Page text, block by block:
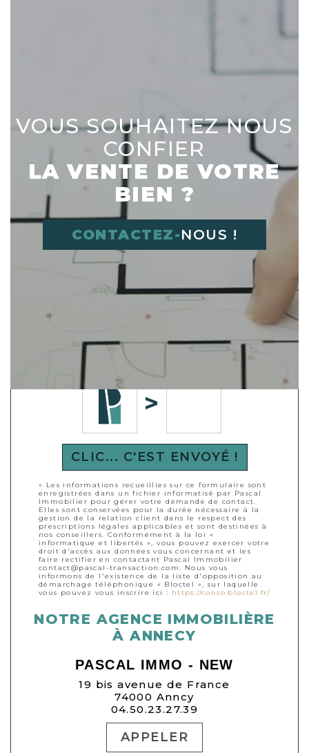
Déplacer l'image dans le cadre vide à
CLIC... C'EST ENVOYÉ !
« Les informations recueillies sur ce formulaire sont
enregistrées dans un fichier informatisé par Pascal
Immobilier pour gérer votre demande de contact.
Elles sont conservées pour la durée nécessaire à la
gestion de la relation client dans le respect des
prescriptions légales applicables et sont destinées à
nos conseillers. Conformément à la loi «
informatique et libertés », vous pouvez exercer votre
droit d'accès aux données vous concernant et les
faire rectifier en contactant Pascal Immobilier
contact@pascal-transaction.com. Nous vous
informons de l'existence de la liste d'opposition au
démarchage téléphonique « Bloctel », sur laquelle
vous pouvez vous inscrire ici : https://conso.bloctel.fr/
NOTRE AGENCE IMMOBILIÈRE
À ANNECY
PASCAL IMMO - NEW
19 bis avenue de France
74000 Anncy
04.50.23.27.39
APPELER
VOUS SOUHAITEZ NOUS
CONFIER
LA VENTE DE VOTRE
BIEN ?
CONTACTEZ-NOUS !